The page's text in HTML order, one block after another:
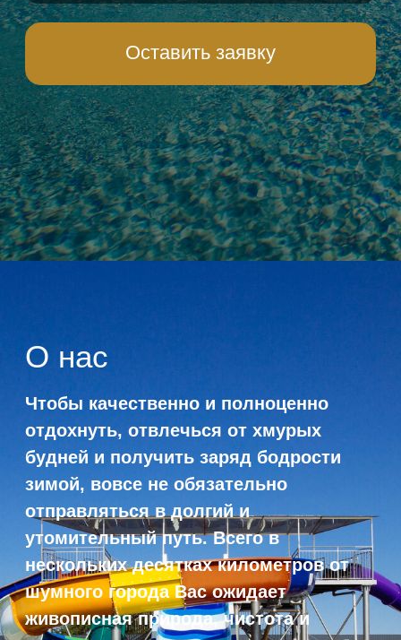
О нас
Чтобы качественно и полноценно
отдохнуть, отвлечься от хмурых
будней и получить заряд бодрости
зимой, вовсе не обязательно
отправляться в долгий и
утомительный путь. Всего в
нескольких десятках километров от
шумного города Вас ожидает